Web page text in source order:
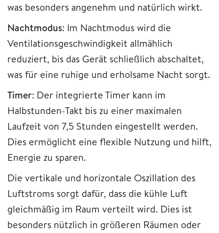
was besonders angenehm und natürlich wirkt.
Nachtmodus: Im Nachtmodus wird die
Ventilationsgeschwindigkeit allmählich
reduziert, bis das Gerät schließlich abschaltet,
was für eine ruhige und erholsame Nacht sorgt.
Timer: Der integrierte Timer kann im
Halbstunden-Takt bis zu einer maximalen
Laufzeit von 7,5 Stunden eingestellt werden.
Dies ermöglicht eine flexible Nutzung und hilft,
Energie zu sparen.
Die vertikale und horizontale Oszillation des
Luftstroms sorgt dafür, dass die kühle Luft
gleichmäßig im Raum verteilt wird. Dies ist
besonders nützlich in größeren Räumen oder